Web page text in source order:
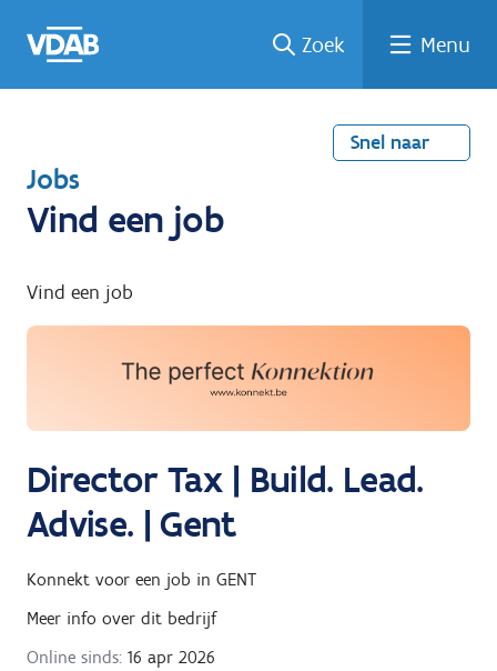
naar
een
een
job
naar
Zoek Menu
Snel naar
T
e
u
g
a
r
Jobs
Vind een job
Vind een job
Director Tax | Build. Lead.
Advise. | Gent
Konnekt voor een job in GENT
Meer info over dit bedrijf
Online sinds: 16 apr 2026